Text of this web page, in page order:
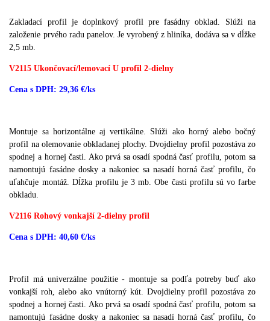
Zakladací profil je doplnkový profil pre fasádny obklad.
Slúži na
založenie prvého radu panelov. Je vyrobený z hliníka, dodáva sa v dĺžke
2,5 mb.
V2115 Ukončovací/lemovací U profil 2-dielny
Cena s DPH: 29,36 €/ks
Montuje sa horizontálne aj vertikálne.
Slúži ako horný alebo bočný
profil na olemovanie obkladanej plochy. Dvojdielny profil pozostáva zo
spodnej a hornej časti.
Ako prvá sa osadí spodná časť profilu, potom sa
namontujú fasádne dosky a nakoniec sa nasadí horná časť profilu, čo
uľahčuje montáž. Dĺžka profilu je 3 mb.
Obe časti profilu sú vo farbe
obkladu.
V2116 Rohový vonkajší 2-dielny profil
Cena s DPH: 40,60 €/ks
Profil má univerzálne použitie - montuje sa podľa potreby buď ako
vonkajší roh, alebo ako vnútorný kút.
Dvojdielny profil pozostáva zo
spodnej a hornej časti.
Ako prvá sa osadí spodná časť profilu, potom sa
namontujú fasádne dosky a nakoniec sa nasadí horná časť profilu, čo